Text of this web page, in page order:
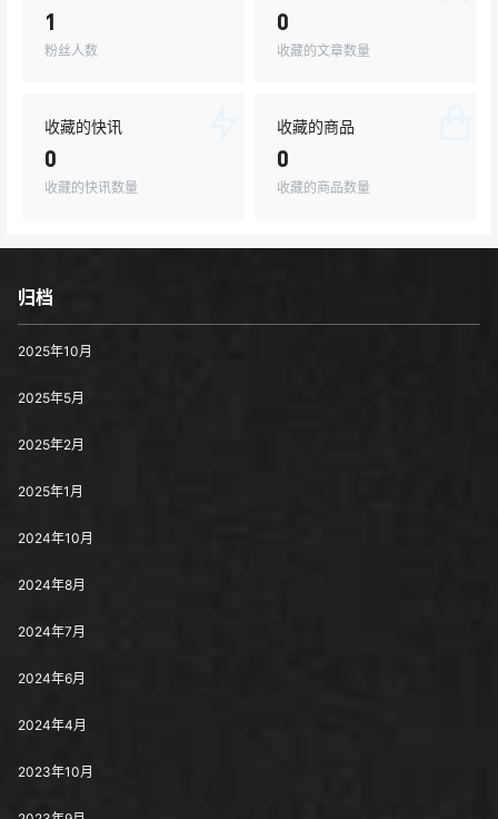
1
粉丝人数
0
收藏的文章数量
收藏的快讯
0
收藏的快讯数量
收藏的商品
0
收藏的商品数量
归档
2025年10月
2025年5月
2025年2月
2025年1月
2024年10月
2024年8月
2024年7月
2024年6月
2024年4月
2023年10月